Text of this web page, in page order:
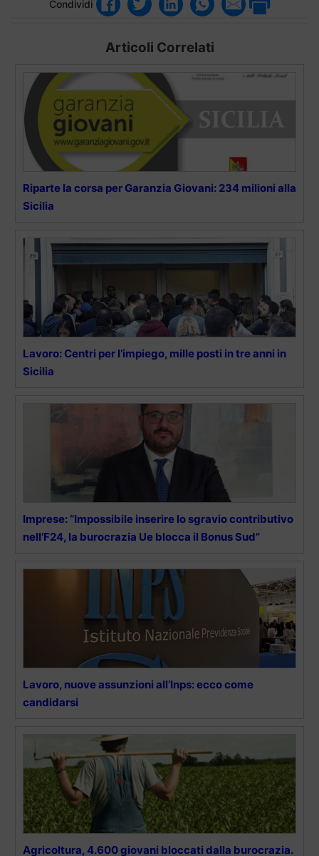
Condividi
Articoli Correlati
Riparte la corsa per Garanzia Giovani: 234 milioni alla
Sicilia
Lavoro: Centri per l’impiego, mille posti in tre anni in
Sicilia
Imprese: “Impossibile inserire lo sgravio contributivo
nell’F24, la burocrazia Ue blocca il Bonus Sud”
Lavoro, nuove assunzioni all’Inps: ecco come
candidarsi
Agricoltura, 4.600 giovani bloccati dalla burocrazia.